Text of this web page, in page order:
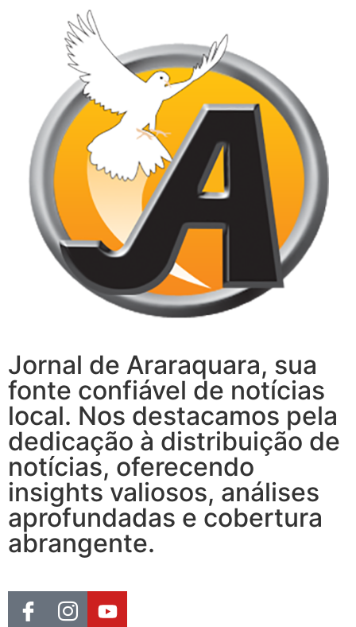
Jornal de Araraquara, sua
fonte confiável de notícias
local. Nos destacamos pela
dedicação à distribuição de
notícias, oferecendo
insights valiosos, análises
aprofundadas e cobertura
abrangente.